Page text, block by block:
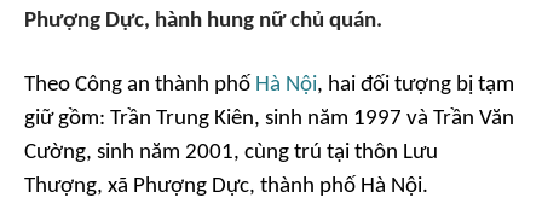
Phượng Dực, hành hung nữ chủ quán.
Theo Công an thành phố Hà Nội, hai đối tượng bị tạm
giữ gồm: Trần Trung Kiên, sinh năm 1997 và Trần Văn
Cường, sinh năm 2001, cùng trú tại thôn Lưu
Thượng, xã Phượng Dực, thành phố Hà Nội.